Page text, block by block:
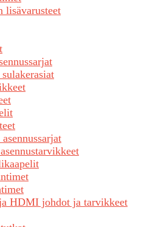
lisävarusteet
HDMI johdot ja tarvikkeet